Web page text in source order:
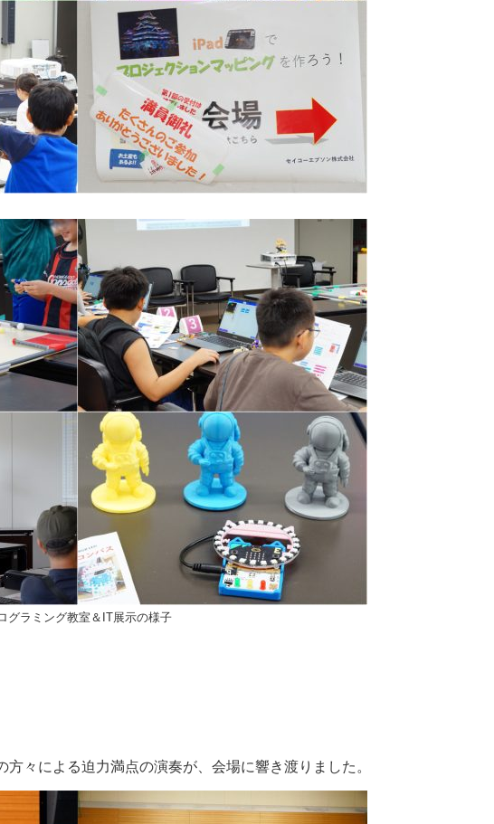
グラミング教室＆IT展示の様子
々による迫力満点の演奏が、会場に響き渡りました。